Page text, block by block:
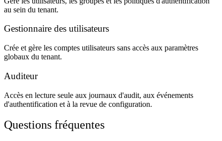
au sein du tenant.
Gestionnaire des utilisateurs
Crée et gère les comptes utilisateurs sans accès aux paramètres
globaux du tenant.
Auditeur
Accès en lecture seule aux journaux d'audit, aux événements
d'authentification et à la revue de configuration.
Questions fréquentes